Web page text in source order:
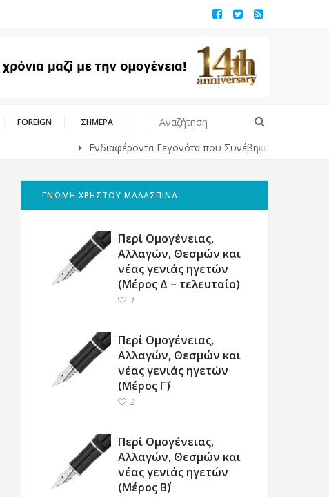
FOREIGN ΣΗΜΕΡΑ
Ενδιαφέροντα Γεγονότα που Συνέβηκαν Κάποτε στο
ΓΝΩΜΗ ΧΡΗΣΤΟΥ ΜΑΛΑΣΠΙΝΑ
Περί Ομογένειας,
Αλλαγών, Θεσμών και
νέας γενιάς ηγετών
(Μέρος Δ – τελευταίο)
1
Περί Ομογένειας,
Αλλαγών, Θεσμών και
νέας γενιάς ηγετών
(Μέρος Γ΄)
2
Περί Ομογένειας,
Αλλαγών, Θεσμών και
νέας γενιάς ηγετών
(Μέρος Β΄)